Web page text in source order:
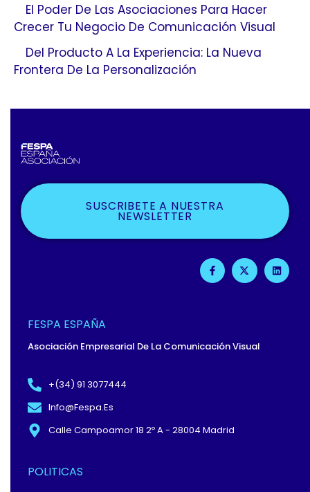
El Poder De Las Asociaciones Para Hacer
Crecer Tu Negocio De Comunicación Visual
Del Producto A La Experiencia: La Nueva
Frontera De La Personalización
SUSCRIBETE A NUESTRA
NEWSLETTER
F
A
C
F
X
-
T
L
I
N
FESPA ESPAÑA
Asociación Empresarial De La Comunicación Visual
+(34) 91 3077444
Info@fespa.es
Calle Campoamor 18 2º A - 28004 Madrid
POLITICAS